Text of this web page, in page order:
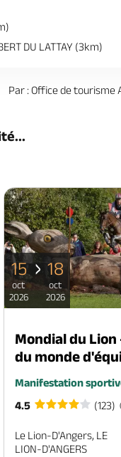
DU LATTAY (3km)
Par : Office de tourisme
15
oct
2026
18
oct
2026
Mondial du
du monde
Manifestation
4.5
(123)
Le Lion-D'Angers, LE
LION-D'ANGERS